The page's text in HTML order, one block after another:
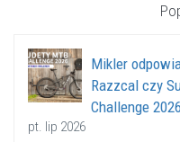
Mikler
Razzcal czy
Challenge 2026
pt. lip 2026